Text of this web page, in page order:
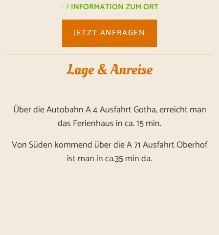
INFORMATION ZUM ORT
JETZT ANFRAGEN
Lage & Anreise
Über die Autobahn A 4 Ausfahrt Gotha, erreicht man
das Ferienhaus in ca. 15 min.
Von Süden kommend über die A 71 Ausfahrt Oberhof
ist man in ca.35 min da.